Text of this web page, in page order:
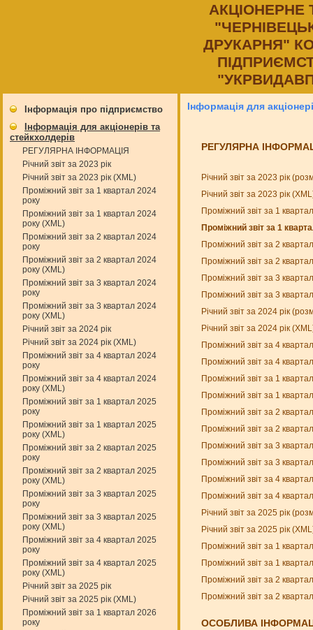
АКЦIОНЕРНЕ
ДРУКАРНЯ"
Інформація про підприємство
Інформація для акціонерів та
стейкхолдерів
РЕГУЛЯРНА ІНФОРМАЦІЯ
Річний звіт за 2023 рік
Річний звіт за 2023 рік (XML)
Проміжний звіт за 1 квартал 2024
року
Проміжний звіт за 1 квартал 2024
року (XML)
Проміжний звіт за 2 квартал 2024
року
Проміжний звіт за 2 квартал 2024
року (XML)
Проміжний звіт за 3 квартал 2024
року
Проміжний звіт за 3 квартал 2024
року (XML)
Річний звіт за 2024 рік
Річний звіт за 2024 рік (XML)
Проміжний звіт за 4 квартал 2024
року
Проміжний звіт за 4 квартал 2024
року (XML)
Проміжний звіт за 1 квартал 2025
року
Проміжний звіт за 1 квартал 2025
року (XML)
Проміжний звіт за 2 квартал 2025
року
Проміжний звіт за 2 квартал 2025
року (XML)
Проміжний звіт за 3 квартал 2025
року
Проміжний звіт за 3 квартал 2025
року (XML)
Проміжний звіт за 4 квартал 2025
року
Проміжний звіт за 4 квартал 2025
року (XML)
Річний звіт за 2025 рік
Річний звіт за 2025 рік (XML)
Проміжний звіт за 1 квартал 2026
року
Інформація для
РЕГУЛЯРНА
Річний звіт за 2023 рік
Річний звіт за 2023 рік
Проміжний звіт за 1
Проміжний звіт за 1
Проміжний звіт за 2
Проміжний звіт за 2
Проміжний звіт за 3
Проміжний звіт за 3
Річний звіт за 2024 рік
Річний звіт за 2024 рік
Проміжний звіт за 4
Проміжний звіт за 4
Проміжний звіт за 1
Проміжний звіт за 1
Проміжний звіт за 2
Проміжний звіт за 2
Проміжний звіт за 3
Проміжний звіт за 3
Проміжний звіт за 4
Проміжний звіт за 4
Річний звіт за 2025 рік
Річний звіт за 2025 рік
Проміжний звіт за 1
Проміжний звіт за 1
Проміжний звіт за 2
Проміжний звіт за 2
ОСОБЛИВА